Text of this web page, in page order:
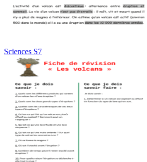
Sciences S7